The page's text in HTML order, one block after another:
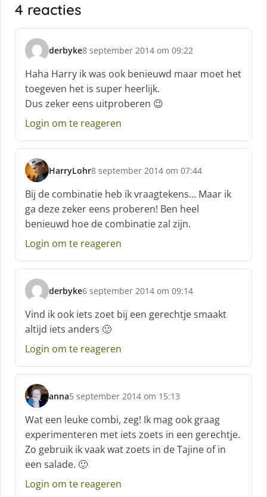
4 reacties
derbyke
s
c
h
r
e
e
:
8 september 2014 om 09:22
Haha Harry ik was ook benieuwd maar moet het
toegeven het is super heerlijk.
Dus zeker eens uitproberen 😉
Login om te reageren
HarryLohr
s
c
h
r
e
e
:
8 september 2014 om 07:44
Bij de combinatie heb ik vraagtekens… Maar ik
ga deze zeker eens proberen! Ben heel
benieuwd hoe de combinatie zal zijn.
Login om te reageren
derbyke
s
c
h
r
e
f
6 september 2014 om 09:14
Vind ik ook iets zoet bij een gerechtje smaakt
altijd iets anders 🙂
Login om te reageren
anna
s
c
h
r
e
e
:
5 september 2014 om 15:13
Wat een leuke combi, zeg! Ik mag ook graag
experimenteren met iets zoets in een gerechtje.
Zo gebruik ik vaak wat zoets in de Tajine of in
een salade. 🙂
Login om te reageren